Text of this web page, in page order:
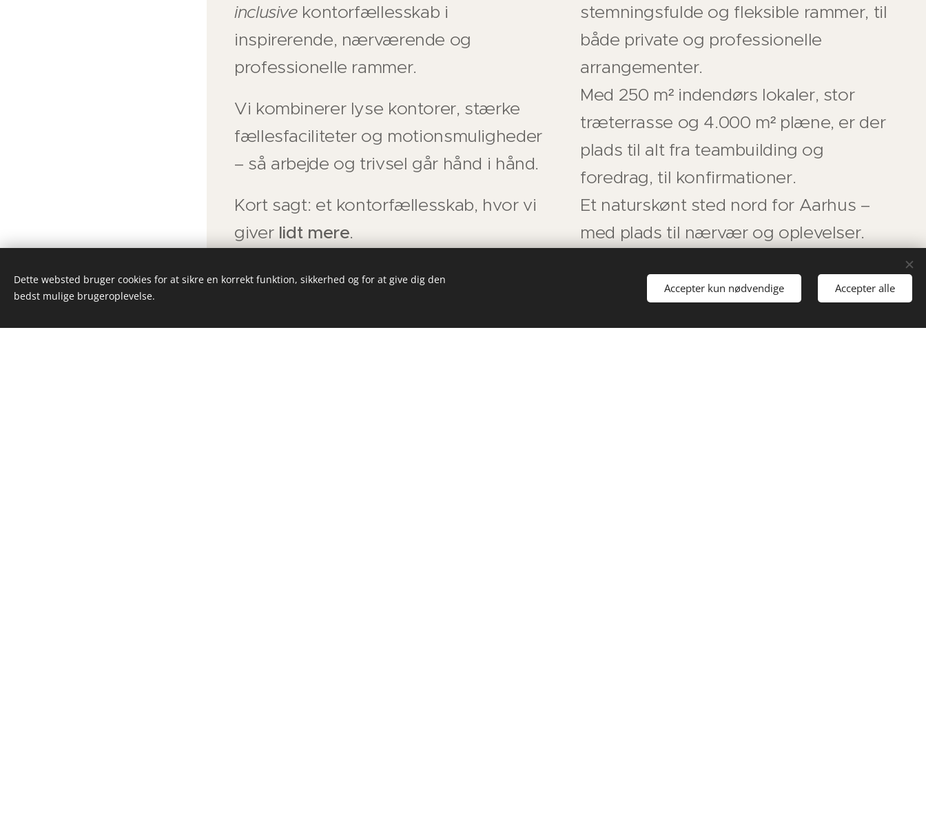
inclusivekontorfællesskab i
inspirerende, nærværende og
professionelle rammer.
Vi kombinerer lyse kontorer, stærke
fællesfaciliteter og motionsmuligheder
– så arbejde og trivsel går hånd i hånd.
Kort sagt: et kontorfællesskab, hvor vi
giver lidt mere.
stemningsfulde og fleksible rammer, til
både private og professionelle
arrangementer.
Med 250 m² indendørs lokaler, stor
træterrasse og 4.000 m² plæne, er der
plads til alt fra teambuilding og
foredrag, til konfirmationer.
Et naturskønt sted nord for Aarhus –
med plads til nærvær og oplevelser.
© 2026 Alle rettigheder
forbeholdes
Dette websted bruger cookies for at sikre en korrekt funktion, sikkerhed og for at give dig den
bedst mulige brugeroplevelse.
Accepter kun nødvendige Accepter alle